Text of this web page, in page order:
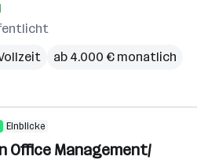
ab 4.000 € monatlich
Einblicke
Office Management/